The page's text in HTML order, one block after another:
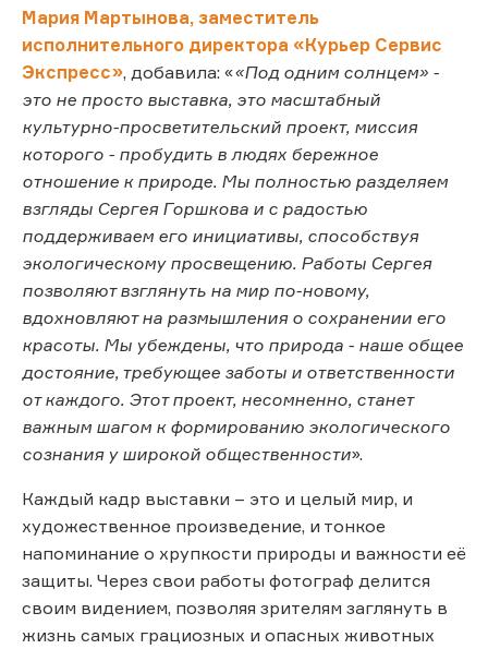
Мария Мартынова, заместитель
исполнительного директора «Курьер Сервис
Экспресс», добавила: ««Под одним солнцем» -
это не просто выставка, это масштабный
культурно-просветительский проект, миссия
которого - пробудить в людях бережное
отношение к природе. Мы полностью разделяем
взгляды Сергея Горшкова и с радостью
поддерживаем его инициативы, способствуя
экологическому просвещению. Работы Сергея
позволяют взглянуть на мир по-новому,
вдохновляют на размышления о сохранении его
красоты. Мы убеждены, что природа - наше общее
достояние, требующее заботы и ответственности
от каждого. Этот проект, несомненно, станет
важным шагом к формированию экологического
сознания у широкой общественности».
Каждый кадр выставки – это и целый мир, и
художественное произведение, и тонкое
напоминание о хрупкости природы и важности её
защиты. Через свои работы фотограф делится
своим видением, позволяя зрителям заглянуть в
жизнь самых грациозных и опасных животных